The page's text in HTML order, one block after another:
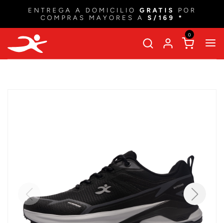
ENTREGA A DOMICILIO GRATIS
POR
COMPRAS MAYORES A S/169 *
0